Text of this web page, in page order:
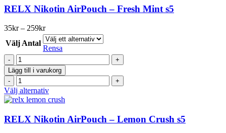
Cola
s5
mängd
har
flera
De
olika
alternativen
väljas
produktsidan
RELX Nikotin AirPouch – Fresh Mint s5
35kr – 259krPrisintervall:
35kr
till
259kr
Välj Antal
Rensa
RELX
Nikotin
AirPouch
-
Fresh
Mint
mängd
Lägg till i varukorg
RELX
Nikotin
AirPouch
Fresh
Mint
Välj alternativDen
här
har
flera
RELX Nikotin AirPouch – Lemon Crush s5